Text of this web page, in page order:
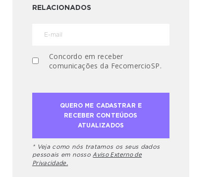
RELACIONADOS
Concordo em receber
comunicações da FecomercioSP.
* Veja como nós tratamos os seus dados
pessoais em nosso Aviso Externo de
Privacidade.